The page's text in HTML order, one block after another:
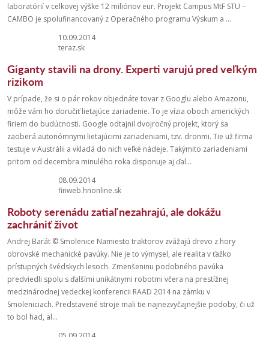
laboratórií v celkovej výške 12 miliónov eur. Projekt Campus MtF STU –
CAMBO je spolufinancovaný z Operačného programu Výskum a ...
10.09.2014
teraz.sk
Giganty stavili na drony. Experti varujú pred veľkým
rizikom
V prípade, že si o pár rokov objednáte tovar z Googlu alebo Amazonu,
môže vám ho doručiť lietajúce zariadenie. To je vízia oboch amerických
firiem do budúcnosti. Google odtajnil dvojročný projekt, ktorý sa
zaoberá autonómnymi lietajúcimi zariadeniami, tzv. dronmi. Tie už firma
testuje v Austrálii a vkladá do nich veľké nádeje. Takýmito zariadeniami
pritom od decembra minulého roka disponuje aj ďal...
08.09.2014
finweb.hnonline.sk
Roboty serenádu zatiaľ nezahrajú, ale dokážu
zachrániť život
Andrej Barát © Smolenice Namiesto traktorov zvážajú drevo z hory
obrovské mechanické pavúky. Nie je to výmysel, ale realita v ťažko
prístupných švédskych lesoch. Zmenšeninu podobného pavúka
predviedli spolu s ďalšími unikátnymi robotmi včera na prestížnej
medzinárodnej vedeckej konferencii RAAD 2014 na zámku v
Smoleniciach. Predstavené stroje mali tie najnezvyčajnejšie podoby, či už
to bol had, al...